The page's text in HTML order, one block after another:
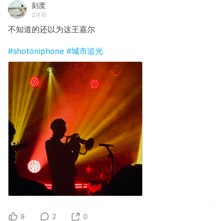
刻度
2月前
不知道的还以为这王嘉尔
#shotoniphone #城市追光
9 2 0